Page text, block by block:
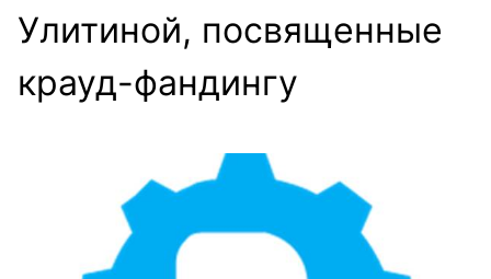
Улитиной, посвященные
крауд-фандингу